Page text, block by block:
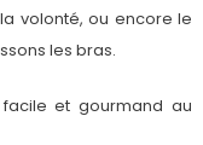
volonté, ou encore le
les bras.
et gourmand au